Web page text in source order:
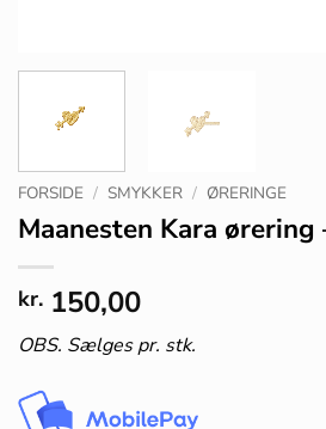
FORSIDE / SMYKKER / ØRERINGE
Maanesten Kara ørering
kr. 150,00
OBS. Sælges pr. stk.